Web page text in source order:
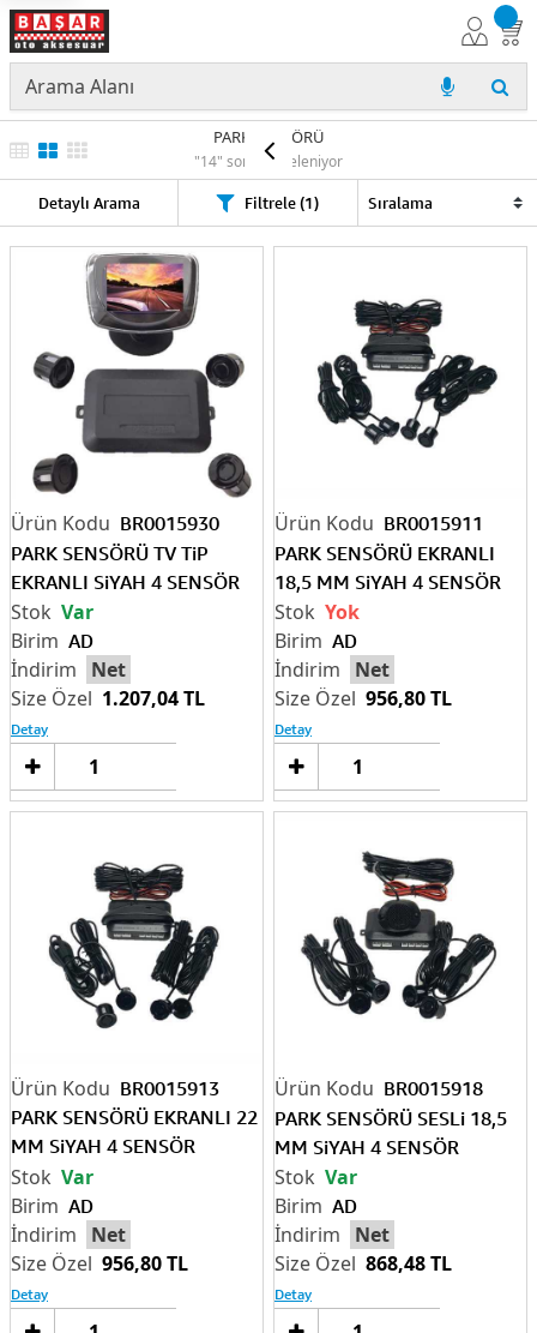
PARK SENSÖRÜ
"14" sonuç listeleniyor
Detaylı Arama Filtrele (1)
BR0015930
PARK SENSÖRÜ TV TiP
EKRANLI SiYAH 4 SENSÖR
AD
Net
1.207,04 TL
Var
Detay
Sepete
BR0015911
PARK SENSÖRÜ EKRANLI
18,5 MM SiYAH 4 SENSÖR
AD
Net
956,80 TL
Yok
Detay
BR0015913
PARK SENSÖRÜ EKRANLI 22
MM SiYAH 4 SENSÖR
BR0015915
AD
Net
956,80 TL
Var
Detay
Sepete
BR0015918
PARK SENSÖRÜ SESLi 18,5
MM SiYAH 4 SENSÖR
AD
Net
868,48 TL
Var
Detay